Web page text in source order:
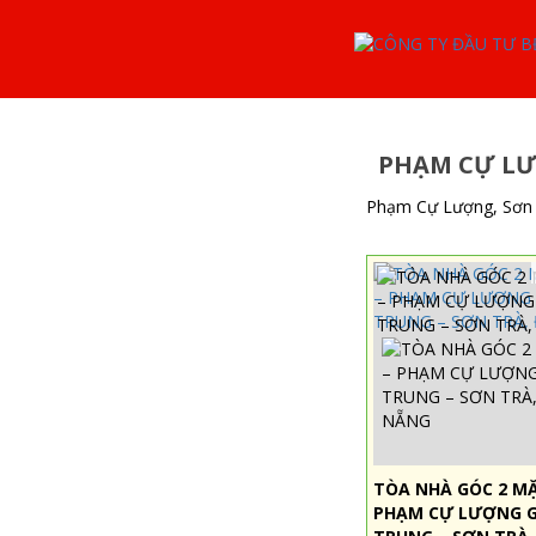
PHẠM CỰ
Phạm Cự Lượng,
TÒA NHÀ GÓC 2
PHẠM CỰ LƯỢNG